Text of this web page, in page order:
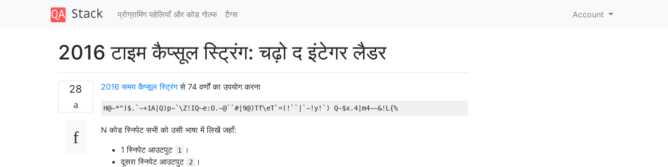
प्रोग्रामिंग पहेलियाँ और कोड गोल्फ टैग्‍स Account
2016 टाइम कैप्सूल स्ट्रिंग: चढ़ो द इंटेगर लैडर
28 2016 समय कैप्सूल स्ट्रिंगसे 74 वर्णों का उपयोग करना
N कोड स्निपेट सभी को उसी भाषा में लिखें जहाँ:
1 स्निपेट आउटपुट
1
।
दूसरा स्निपेट आउटपुट
2
।